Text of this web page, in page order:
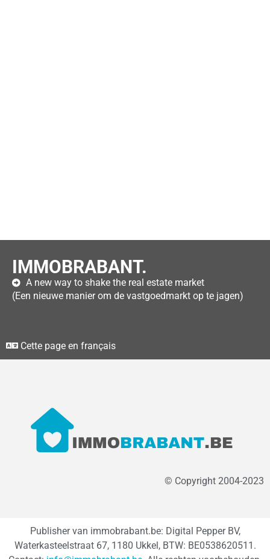
IMMOBRABANT.
A new way to shake the real estate market
(Een nieuwe manier om de vastgoedmarkt op te jagen)
Cette page en français
© Copyright 2004-2023
Publisher van immobrabant.be: Digital Pepper BV,
Waterkasteelstraat 67, 1180 Ukkel, BTW: BE0538620511.